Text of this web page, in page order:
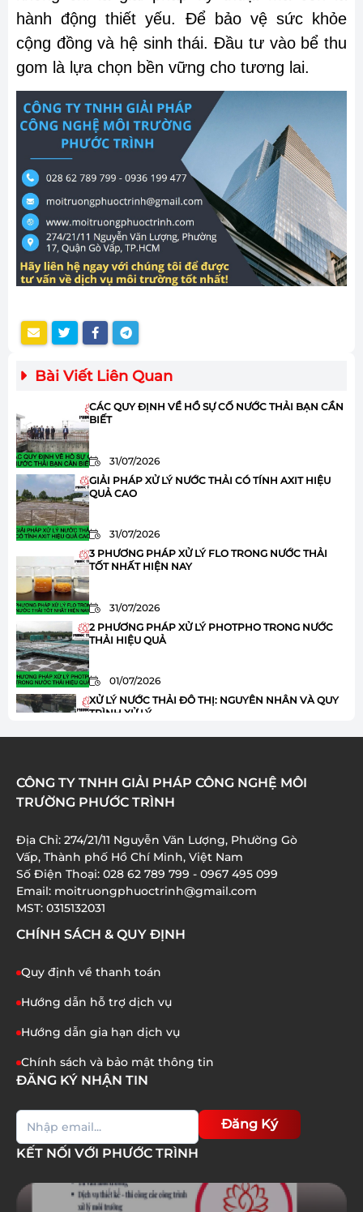
hành động thiết yếu. Để bảo vệ sức khỏe
cộng đồng và hệ sinh thái. Đầu tư vào bể thu
gom là lựa chọn bền vững cho tương lai.
Bài Viết Liên Quan
CÁC QUY ĐỊNH VỀ HỒ SỰ CỐ NƯỚC THẢI BẠN CẦN
BIẾT
31/07/2026
GIẢI PHÁP XỬ LÝ NƯỚC THẢI CÓ TÍNH AXIT HIỆU
QUẢ CAO
31/07/2026
3 PHƯƠNG PHÁP XỬ LÝ FLO TRONG NƯỚC THẢI
TỐT NHẤT HIỆN NAY
31/07/2026
2 PHƯƠNG PHÁP XỬ LÝ PHOTPHO TRONG NƯỚC
THẢI HIỆU QUẢ
01/07/2026
XỬ LÝ NƯỚC THẢI ĐÔ THỊ: NGUYÊN NHÂN VÀ QUY
TRÌNH XỬ LÝ
HÓA CHẤT JAVEN TRONG XỬ LÝ NƯỚC THẢI: ƯU
ĐIỂM VÀ ỨNG DỤNG
XỬ LÝ AMONI TRONG NƯỚC THẢI: 8 BƯỚC QUAN
TRỌNG BẠN CẦN BIẾT
01/07/2026
CÔNG TY TNHH GIẢI PHÁP CÔNG NGHỆ MÔI
TRƯỜNG PHƯỚC TRÌNH
Địa Chỉ: 274/21/11 Nguyễn Văn Lượng, Phường Gò
Vấp, Thành phố Hồ Chí Minh, Việt Nam
Số Điện Thoại: 028 62 789 799 - 0967 495 099
Email: moitruongphuoctrinh@gmail.com
MST: 0315132031
CHÍNH SÁCH & QUY ĐỊNH
Quy định về thanh toán
Hướng dẫn hỗ trợ dịch vụ
Hướng dẫn gia hạn dịch vụ
Chính sách và bảo mật thông tin
ĐĂNG KÝ NHẬN TIN
Đăng Ký
KẾT NỐI VỚI PHƯỚC TRÌNH